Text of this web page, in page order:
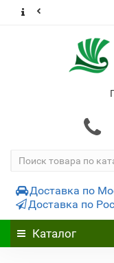
Доставка по
Доставка по
Каталог